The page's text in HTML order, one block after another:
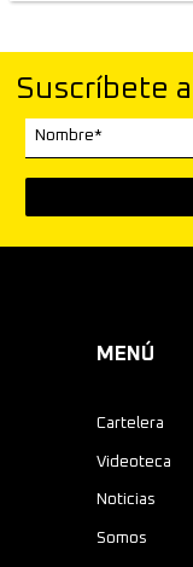
Suscríbete
Nombre*
MENÚ
Cartelera
Videoteca
Noticias
Somos